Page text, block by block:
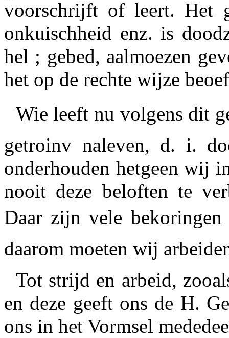
voorschrijft of leert. Het
onkuischheid enz. is
hel ; gebed, aalmoezen
het op de rechte wijze
Wie leeft nu volgens dit
getroinv naleven, d. i.
onderhouden hetgeen wij
nooit deze beloften te
Daar zijn vele bekoringen
daarom moeten wij
Tot strijd en arbeid,
en deze geeft ons de H.
ons in het Vormsel